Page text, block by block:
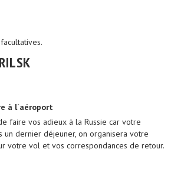
à l`aéroport
faire vos adieux à la Russie car votre
un dernier déjeuner, on organisera votre
votre vol et vos correspondances de retour.